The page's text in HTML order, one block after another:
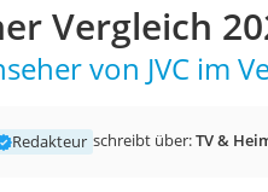
Monitor 32
Fernseher
Desktop-PC
Vergleich
von JVC im
Redakteur schreibt über:TV &